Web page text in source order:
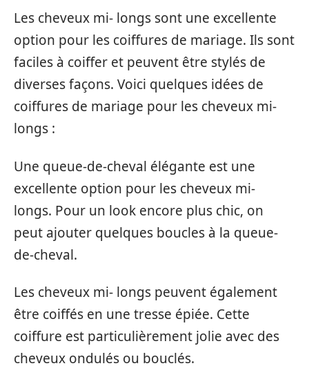
Les cheveux mi- longs sont une excellente
option pour les coiffures de mariage. Ils sont
faciles à coiffer et peuvent être stylés de
diverses façons. Voici quelques idées de
coiffures de mariage pour les cheveux mi-
longs :
Une queue-de-cheval élégante est une
excellente option pour les cheveux mi-
longs. Pour un look encore plus chic, on
peut ajouter quelques boucles à la queue-
de-cheval.
Les cheveux mi- longs peuvent également
être coiffés en une tresse épiée. Cette
coiffure est particulièrement jolie avec des
cheveux ondulés ou bouclés.